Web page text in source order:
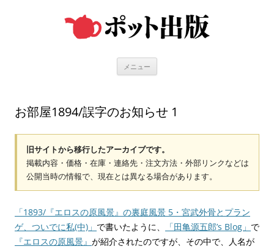
メニュー
お部屋1894/誤字のお知らせ 1
旧サイトから移行したアーカイブです。
掲載内容・価格・在庫・連絡先・注文方法・外部リンクなどは
公開当時の情報で、現在とは異なる場合があります。
「1893/『エロスの原風景』の裏庭風景 5・宮武外骨とプラン
ゲ、ついでに私(中)」 で書いたように、 「田亀源五郎’s Blog」 で
『エロスの原風景』 が紹介されたのですが、その中で、人名が